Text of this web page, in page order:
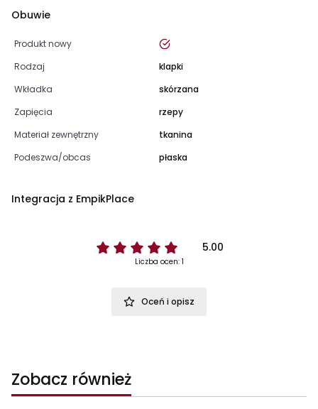
Obuwie
Produkt nowy
tak
Rodzaj
klapki
Wkładka
skórzana
Zapięcia
rzepy
Materiał zewnętrzny
tkanina
Podeszwa/obcas
płaska
Integracja z EmpikPlace
5.00
Liczba ocen: 1
Oceń i opisz
Zobacz również